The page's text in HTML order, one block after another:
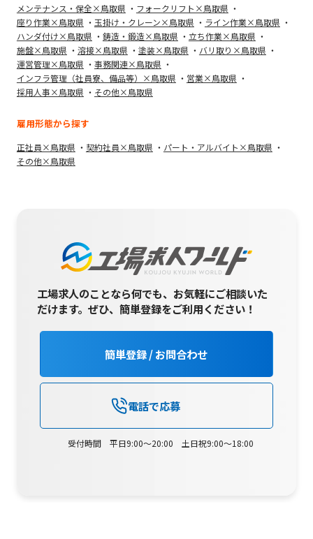
メンテナンス・保全×鳥取県
フォークリフト×鳥取県
座り作業×鳥取県
玉掛け・クレーン×鳥取県
ライン作業×鳥取県
ハンダ付け×鳥取県
鋳造・鍛造×鳥取県
立ち作業×鳥取県
施盤×鳥取県
溶接×鳥取県 塗装×鳥取県
バリ取り×鳥取県
運営管理×鳥取県
事務関連×鳥取県
インフラ管理（社員寮、備品等）×鳥取県
営業×鳥取県
採用人事×鳥取県
その他×鳥取県
雇用形態から探す
正社員×鳥取県 契約社員×鳥取県
パート・アルバイト×鳥取県
その他×鳥取県
工場求人のことなら何でも、お気軽にご相談いた
だけます。ぜひ、簡単登録をご利用ください！
簡単登録 / お問合わせ
電話で応募
受付時間 平日9:00～20:00 土日祝9:00～18:00